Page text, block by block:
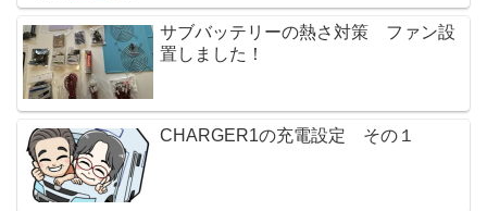
サブバッテリーの熱さ対策 ファン設
置しました！
CHARGER1の充電設定 その１